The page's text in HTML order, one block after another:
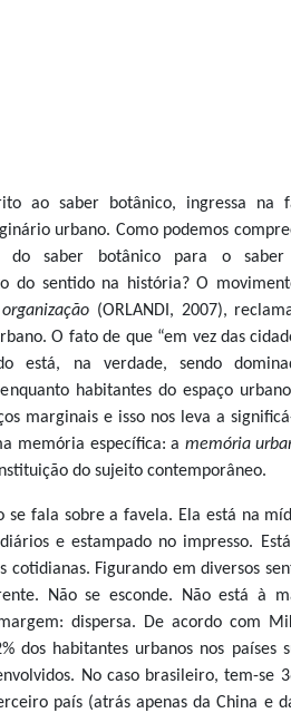
ao saber botânico, ingressa na
urbano. Como podemos
do saber botânico para o saber
do sentido na história? O
organização (ORLANDI, 2007),
O fato de que “em vez das
está, na verdade, sendo
habitantes do espaço
marginais e isso nos leva a
memória específica: a memória
do sujeito contemporâneo.
se fala sobre a favela. Ela está na
e estampado no impresso.
cotidianas. Figurando em diversos
Não se esconde. Não está à
dispersa. De acordo com
dos habitantes urbanos nos países
No caso brasileiro, tem-se
país (atrás apenas da China e